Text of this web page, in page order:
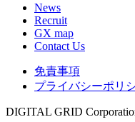
News
Recruit
GX map
Contact Us
免責事項
プライバシーポリ
DIGITAL GRID